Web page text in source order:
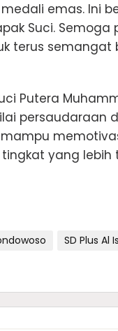
emas. Ini
Suci. Semoga
terus semangat
Putera
persaudaraan
mampu
yang lebih
SD Plus Al